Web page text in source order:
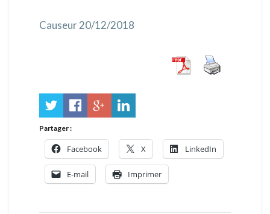
Causeur 20/12/2018
Partager :
Facebook X LinkedIn
E-mail Imprimer